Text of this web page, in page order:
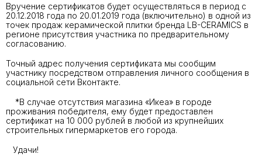
Вручение сертификатов будет осуществляться в период с
20.12.2018 года по 20.01.2019 года (включительно) в одной из
точек продаж керамической плитки бренда LB-CERAMICS в
регионе присутствия участника по предварительному
согласованию.
Точный адрес получения сертификата мы сообщим
участнику посредством отправления личного сообщения в
социальной сети Вконтакте.
*В случае отсутствия магазина «Икеа» в городе
проживания победителя, ему будет предоставлен
сертификат на 10 000 рублей в любой из крупнейших
строительных гипермаркетов его города.
Удачи!